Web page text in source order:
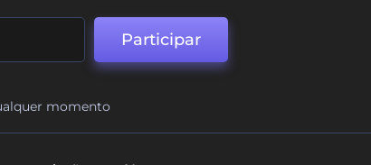
Participar
momento